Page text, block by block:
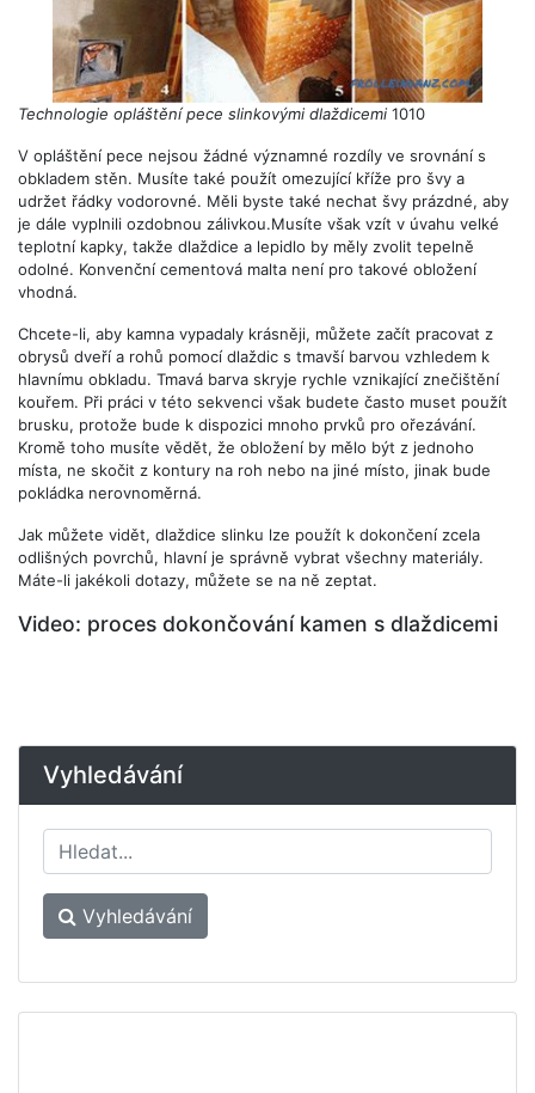
Technologie opláštění pece slinkovými dlaždicemi 1010
V opláštění pece nejsou žádné významné rozdíly ve srovnání s
obkladem stěn. Musíte také použít omezující kříže pro švy a
udržet řádky vodorovné. Měli byste také nechat švy prázdné, aby
je dále vyplnili ozdobnou zálivkou.Musíte však vzít v úvahu velké
teplotní kapky, takže dlaždice a lepidlo by měly zvolit tepelně
odolné. Konvenční cementová malta není pro takové obložení
vhodná.
Chcete-li, aby kamna vypadaly krásněji, můžete začít pracovat z
obrysů dveří a rohů pomocí dlaždic s tmavší barvou vzhledem k
hlavnímu obkladu. Tmavá barva skryje rychle vznikající znečištění
kouřem. Při práci v této sekvenci však budete často muset použít
brusku, protože bude k dispozici mnoho prvků pro ořezávání.
Kromě toho musíte vědět, že obložení by mělo být z jednoho
místa, ne skočit z kontury na roh nebo na jiné místo, jinak bude
pokládka nerovnoměrná.
Jak můžete vidět, dlaždice slinku lze použít k dokončení zcela
odlišných povrchů, hlavní je správně vybrat všechny materiály.
Máte-li jakékoli dotazy, můžete se na ně zeptat.
Video: proces dokončování kamen s dlaždicemi
Vyhledávání
Vyhledávání